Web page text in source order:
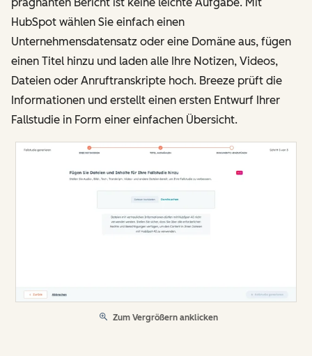
HubSpot wählen Sie einfach einen
Unternehmensdatensatz oder eine Domäne aus, fügen
einen Titel hinzu und laden alle Ihre Notizen, Videos,
Dateien oder Anruftranskripte hoch. Breeze prüft die
Informationen und erstellt einen ersten Entwurf Ihrer
Fallstudie in Form einer einfachen Übersicht.
Zum Vergrößern anklicken